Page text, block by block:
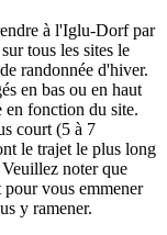
à l'Iglu-Dorf par
tous les sites le
randonnée d'hiver.
en bas ou en haut
en fonction du site.
court (5 à 7
le trajet le plus long
noter que
vous emmener
y ramener.